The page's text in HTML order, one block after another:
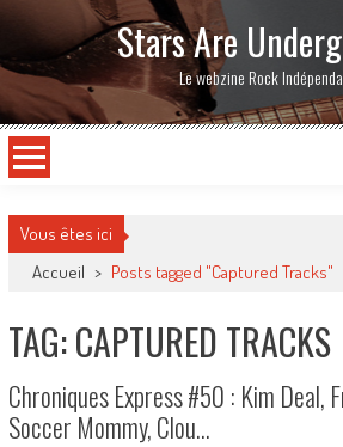
Stars Are
Le webzine Rock
Vous êtes ici
Accueil > Posts tagged "Captured Tracks"
TAG: CAPTURED TRACKS
Chroniques Express #50 : Kim Deal,
Soccer Mommy, Clou…